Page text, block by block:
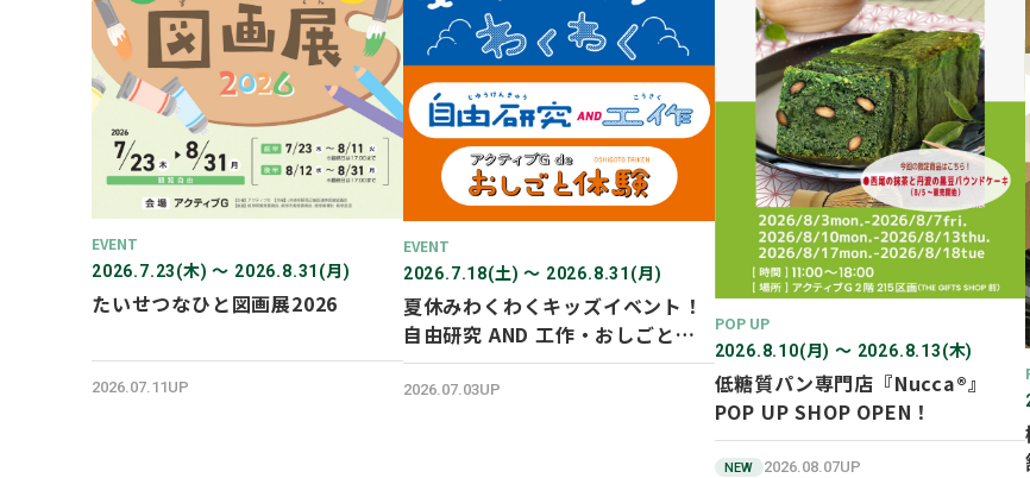
EVENT
2026.7.23(木) 〜 2026.8.31(月)
たいせつなひと図画展2026
2026.07.11UP
EVENT
2026.7.18(土) 〜 2026.8.31(月)
夏休みわくわくキッズイベント！
自由研究 AND 工作・おしごと体
験！
2026.07.03UP
POP UP
2026.8.10(月) 〜 2026.8.13(木)
低糖質パン専門店『Nucca®』
POP UP SHOP OPEN！
NEW 2026.08.07UP